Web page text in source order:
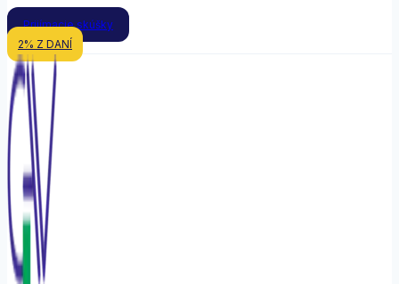
Prijímacie skúšky
2% Z DANÍ